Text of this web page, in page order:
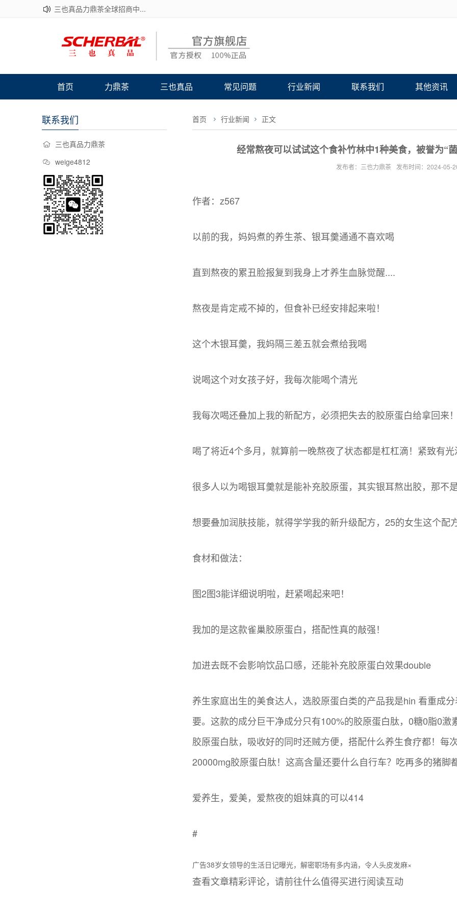
三也真品力鼎茶全球招商中...
首页 力鼎茶 三也真品 常见问题 行业新闻 联系我们 其他资讯
联系我们
三也真品力鼎茶
weige4812
首页 行业新闻 正文
经常熬夜可以试试这个食补竹林中1种美食，被誉为“
发布者：三也力鼎茶 发布时间：2024-05-
作者：z567
以前的我，妈妈煮的养生茶、银耳羹通通不喜欢喝
直到熬夜的累丑脸报复到我身上才养生血脉觉醒....
熬夜是肯定戒不掉的，但食补已经安排起来啦！
这个木银耳羹，我妈隔三差五就会煮给我喝
说喝这个对女孩子好，我每次能喝个清光
我每次喝还叠加上我的新配方，必须把失去的胶原蛋白给拿回来
喝了将近4个多月，就算前一晚熬夜了状态都是杠杠滴！紧致有
很多人以为喝银耳羹就是能补充胶原蛋，其实银耳熬出胶，那不
想要叠加润肤技能，就得学学我的新升级配方，25的女生这个配
食材和做法：
图2图3能详细说明啦，赶紧喝起来吧！
我加的是这款雀巢胶原蛋白，搭配性真的敲强！
加进去既不会影响饮品口感，还能补充胶原蛋白效果double
养生家庭出生的美食达人，选胶原蛋白类的产品我是hin 看重成
要。这款的成分巨干净成分只有100%的胶原蛋白肽，0糖0脂0
胶原蛋白肽，吸收好的同时还贼方便，搭配什么养生食疗都！每
20000mg胶原蛋白肽！这高含量还要什么自行车？吃再多的猪脚
爱养生，爱美，爱熬夜的姐妹真的可以414
#
广告38岁女领导的生活日记曝光，解密职场有多内涵，令人头皮发麻×
查看文章精彩评论，请前往什么值得买进行阅读互动